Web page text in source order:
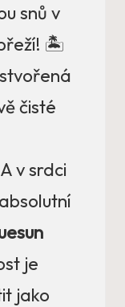
snů v
🏝️
čisté
v srdci
je
jako